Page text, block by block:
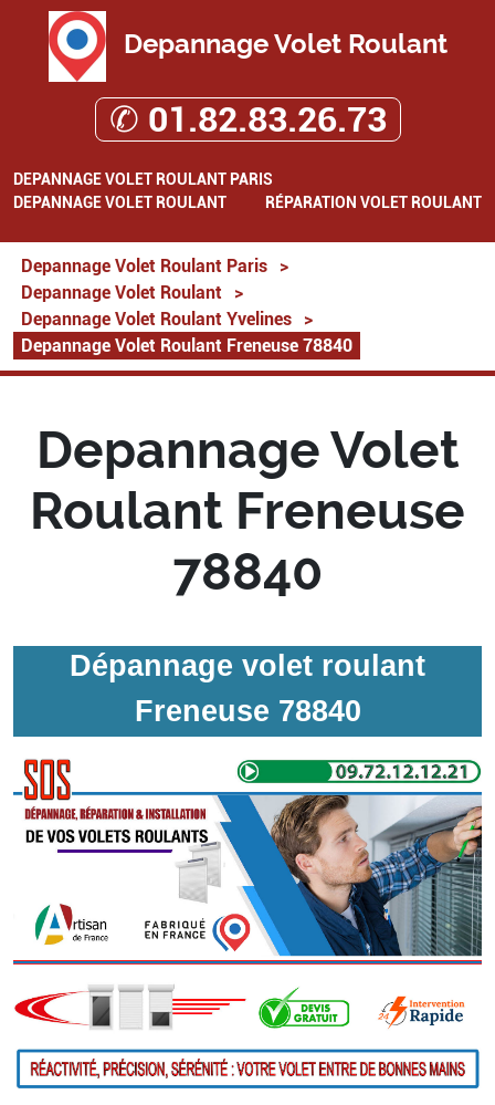
Depannage Volet Roulant
✆ 01.82.83.26.73
DEPANNAGE VOLET ROULANT PARIS
DEPANNAGE VOLET ROULANT
RÉPARATION VOLET ROULANT
Depannage Volet Roulant Paris
>
Depannage Volet Roulant
>
Depannage Volet Roulant Yvelines
>
Depannage Volet Roulant Freneuse 78840
Depannage Volet
Roulant Freneuse
78840
Dépannage volet roulant
Freneuse 78840